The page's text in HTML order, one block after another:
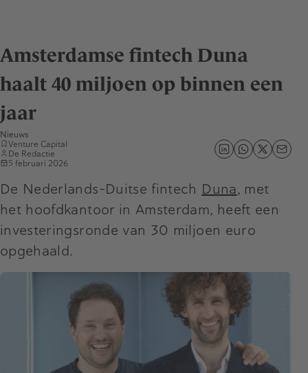
Amsterdamse fintech Duna
haalt 40 miljoen op binnen een
jaar
Nieuws
Venture Capital
De Redactie
5 februari 2026
De Nederlands-Duitse fintech Duna, met
het hoofdkantoor in Amsterdam, heeft een
investeringsronde van 30 miljoen euro
opgehaald.